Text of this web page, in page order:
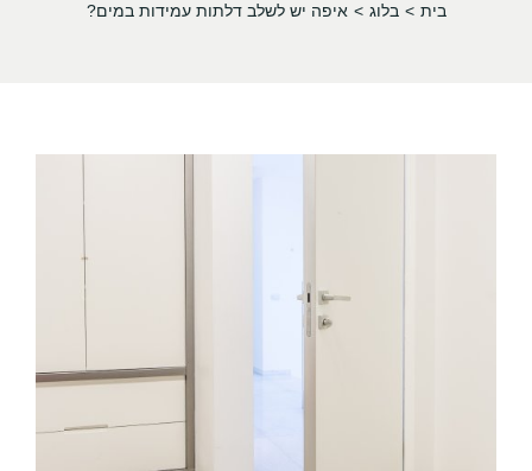
בית בלוג איפה יש לשלב דלתות עמידות במים?